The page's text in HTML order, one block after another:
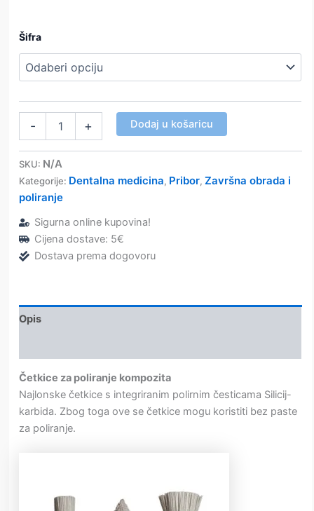
Šifra
-
četkice
Edenta
količina
+ Dodaj u košaricu
SKU: N/A
Kategorije: Dentalna medicina, Pribor,Završna obrada i
poliranje
Sigurna online kupovina!
Cijena dostave: 5€
Dostava prema dogovoru
Opis
Četkice za poliranje kompozita
Najlonske četkice s integriranim polirnim česticama Silicij-
karbida. Zbog toga ove se četkice mogu koristiti bez paste
za poliranje.